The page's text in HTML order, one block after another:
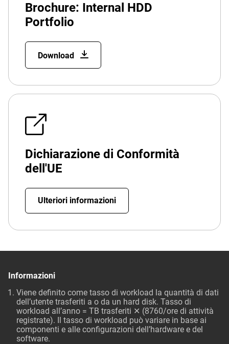
Brochure: Internal HDD
Portfolio
Download
Dichiarazione di Conformità
dell'UE
Ulteriori informazioni
Informazioni
Viene definito come tasso di workload la quantità di dati
dell’utente trasferiti a o da un hard disk. Tasso di
workload all’anno = TB trasferiti ✕ (8760/ore di attività
registrate). Il tasso di workload può variare in base ai
componenti e alle configurazioni dell’hardware e del
software.